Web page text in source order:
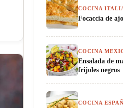
COCINA
Focaccia de
COCINA
Ensalada de
frijoles negros
COCINA